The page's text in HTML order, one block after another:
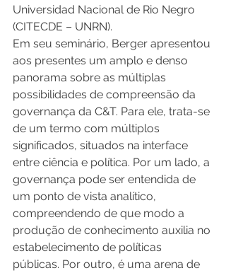
Universidad Nacional de Rio Negro
(CITECDE – UNRN).
Em seu seminário, Berger apresentou
aos presentes um amplo e denso
panorama sobre as múltiplas
possibilidades de compreensão da
governança da C&T. Para ele, trata-se
de um termo com múltiplos
significados, situados na interface
entre ciência e política. Por um lado, a
governança pode ser entendida de
um ponto de vista analítico,
compreendendo de que modo a
produção de conhecimento auxilia no
estabelecimento de políticas
públicas. Por outro, é uma arena de